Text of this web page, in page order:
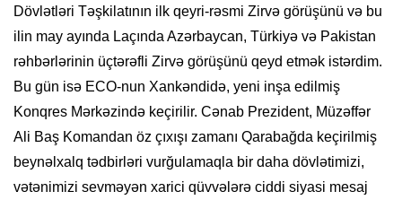
Dövlətləri Təşkilatının ilk qeyri-rəsmi Zirvə görüşünü və bu
ilin may ayında Laçında Azərbaycan, Türkiyə və Pakistan
rəhbərlərinin üçtərəfli Zirvə görüşünü qeyd etmək istərdim.
Bu gün isə ECO-nun Xankəndidə, yeni inşa edilmiş
Konqres Mərkəzində keçirilir. Cənab Prezident, Müzəffər
Ali Baş Komandan öz çıxışı zamanı Qarabağda keçirilmiş
beynəlxalq tədbirləri vurğulamaqla bir daha dövlətimizi,
vətənimizi sevməyən xarici qüvvələrə ciddi siyasi mesaj